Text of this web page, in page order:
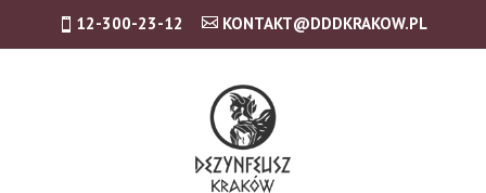
12-300-23-12 KONTAKT@DDDKRAKOW.PL